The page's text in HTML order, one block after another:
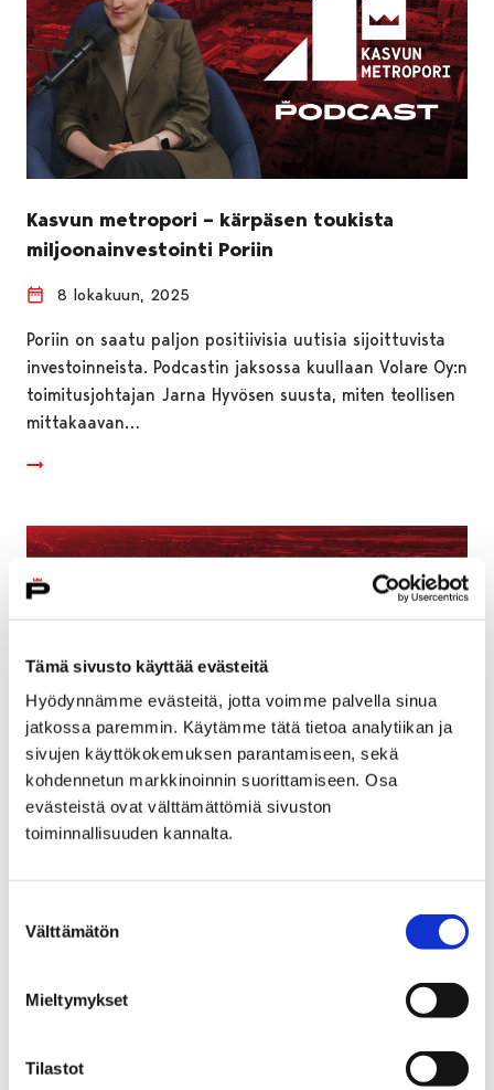
Tämä sivusto käyttää evästeitä
Hyödynnämme evästeitä, jotta voimme palvella sinua
jatkossa paremmin. Käytämme tätä tietoa analytiikan ja
sivujen käyttökokemuksen parantamiseen, sekä
kohdennetun markkinoinnin suorittamiseen. Osa
evästeistä ovat välttämättömiä sivuston
toiminnallisuuden kannalta.
valinta
Välttämätön
Mieltymykset
Tilastot
Kasvun metropori – kärpäsen toukista
miljoonainvestointi Poriin
8 lokakuun, 2025
Poriin on saatu paljon positiivisia uutisia sijoittuvista
investoinneista. Podcastin jaksossa kuullaan Volare Oy:n
toimitusjohtajan Jarna Hyvösen suusta, miten teollisen
mittakaavan…
Kasvun metropori – kulttuurikin on
Kulttuuri on investointi siinä missä teollisuuskin, vaikka
Porilaislähtöinen näyttelijä, ohjaaja ja laulaja Mari